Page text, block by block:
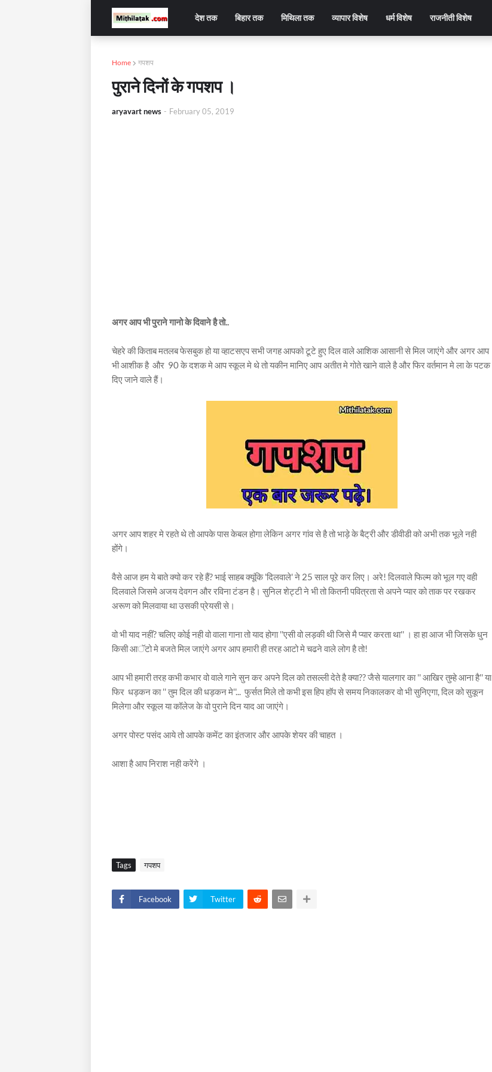
देश तक बिहार तक मिथिला तक व्यापार विशेष धर्म विशेष राजनीती विशेष
Home गपशप
पुराने दिनों के गपशप ।
aryavart news - February 05, 2019
अगर आप भी पुराने गानो के दिवाने है तो..
चेहरे की किताब मतलब फेसबुक हो या व्हाटसएप सभी जगह आपको टूटे हुए दिल वाले आशिक आसानी से मिल जाएंगे और अगर आप
भी आशीक है और 90 के दशक मे आप स्कूल मे थे तो यकीन मानिए आप अतीत मे गोते खाने वाले है और फिर वर्तमान मे ला के पटक
दिए जाने वाले हैं।
अगर आप शहर मे रहते थे तो आपके पास केबल होगा लेकिन अगर गांव से है तो भाड़े के बैट्री और डीवीडी को अभी तक भूले नही
होंगे।
वैसे आज हम ये बाते क्यो कर रहे हैं? भाई साहब क्यूंकि 'दिलवाले' ने 25 साल पूरे कर लिए। अरे! दिलवाले फिल्म को भूल गए वही
दिलवाले जिसमे अजय देवगन और रविना टंडन है। सुनिल शेट्टी ने भी तो कितनी पवित्रता से अपने प्यार को ताक पर रखकर
अरूण को मिलवाया था उसकी प्रेयसी से।
वो भी याद नहीं? चलिए कोई नही वो वाला गाना तो याद होगा ''एसी वो लड़की थी जिसे मै प्यार करता था'' । हा हा आज भी जिसके धुन
किसी आॅटो मे बजते मिल जाएंगे अगर आप हमारी ही तरह आटो मे चढने वाले लोग है तो!
आप भी हमारी तरह कभी कभार वो वाले गाने सुन कर अपने दिल को तसल्ली देते है क्या?? जैसे यालगार का '' आखिर तुम्हे आना है'' या
फिर धड़कन का '' तुम दिल की धड़कन मे''... फुर्सत मिले तो कभी इस हिप हाॅप से समय निकालकर वो भी सुनिएगा, दिल को सुकून
मिलेगा और स्कूल या कॉलेज के वो पुराने दिन याद आ जाएंगे।
अगर पोस्ट पसंद आये तो आपके कमेंट का इंतजार और आपके शेयर की चाहत ।
आशा है आप निराश नही करेंगे ।
Tags गपशप
Facebook Twitter